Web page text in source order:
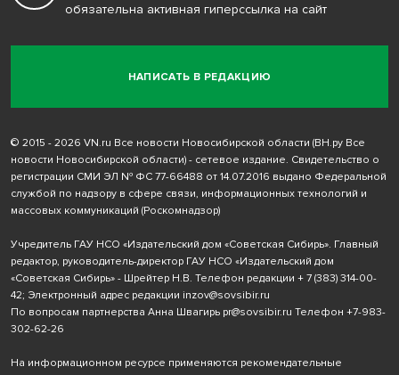
НАПИСАТЬ В РЕДАКЦИЮ
обязательна активная гиперссылка на сайт
© 2015 - 2026 VN.ru Все новости Новосибирской области (ВН.ру Все
новости Новосибирской области) - сетевое издание. Свидетельство о
регистрации СМИ ЭЛ № ФС 77-66488 от 14.07.2016 выдано Федеральной
службой по надзору в сфере связи, информационных технологий и
массовых коммуникаций (Роскомнадзор)
Учредитель ГАУ НСО «Издательский дом «Советская Сибирь». Главный
редактор, руководитель-директор ГАУ НСО «Издательский дом
«Советская Сибирь» - Шрейтер Н.В. Телефон редакции + 7 (383) 314-00-
42; Электронный адрес редакции inzov@sovsibir.ru
По вопросам партнерства Анна Швагирь pr@sovsibir.ru Телефон +7-983-
302-62-26
На информационном ресурсе применяются рекомендательные